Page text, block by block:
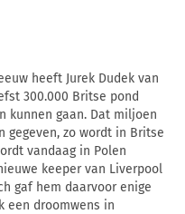
heeft Jurek Dudek van
300.000 Britse pond
kunnen gaan. Dat miljoen
gegeven, zo wordt in Britse
vandaag in Polen
keeper van Liverpool
gaf hem daarvoor enige
een droomwens in